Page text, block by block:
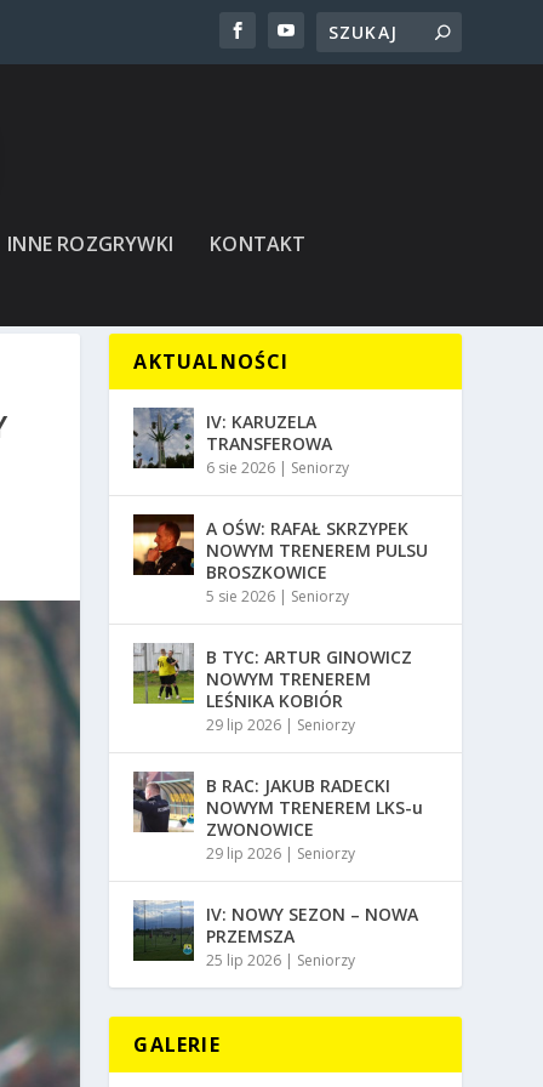
INNE ROZGRYWKI KONTAKT
AKTUALNOŚCI
IV: KARUZELA
TRANSFEROWA
6 sie 2026 | Seniorzy
A OŚW: RAFAŁ SKRZYPEK
NOWYM TRENEREM PULSU
BROSZKOWICE
5 sie 2026 | Seniorzy
B TYC: ARTUR GINOWICZ
NOWYM TRENEREM
LEŚNIKA KOBIÓR
29 lip 2026 | Seniorzy
B RAC: JAKUB RADECKI
NOWYM TRENEREM LKS-u
ZWONOWICE
29 lip 2026 | Seniorzy
IV: NOWY SEZON – NOWA
PRZEMSZA
25 lip 2026 | Seniorzy
GALERIE